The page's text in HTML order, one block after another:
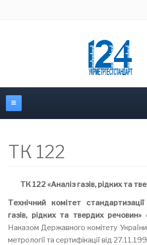
ТК 122
ТК 122 «Аналіз газів, рідких та
Технічний комітет
газів, рідких та твердих речовин»
Наказом Державного комітету України
метрології та сертифікації від